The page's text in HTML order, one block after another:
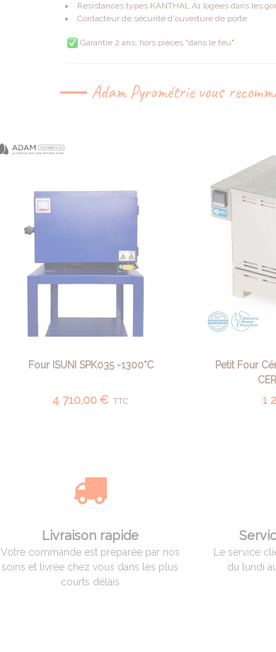
Résistances types KANTHAL A1 logées dans les
Contacteur de sécurité d'ouverture de porte
Garantie 2 ans, hors pièces "dans le feu"
Adam Pyrométrie vous
AJOUTER AU PANIER
Four ISUNI SPK035 -1300°C
4 710,00 € TTC
Petit Four
1
Livraison rapide
Votre commande est préparée par nos
soins et livrée chez vous dans les plus
courts délais
Le service
du lundi